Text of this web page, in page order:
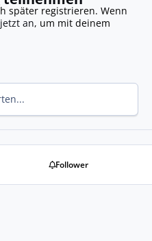
später registrieren. Wenn
an, um mit deinem
Follower